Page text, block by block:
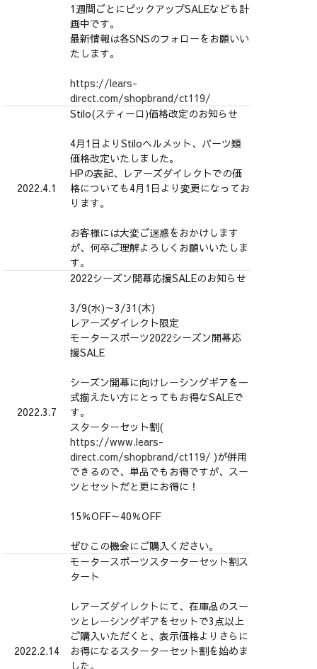
1週間ごとにピックアップSALEなども計
画中です。
最新情報は各SNSのフォローをお願いい
たします。
https://lears-
direct.com/shopbrand/ct119/
2022.4.1
Stilo(スティーロ)価格改定のお知らせ
4月1日よりStiloヘルメット、パーツ類
価格改定いたしました。
HPの表記、レアーズダイレクトでの価
格についても4月1日より変更になってお
ります。
お客様には大変ご迷惑をおかけします
が、何卒ご理解よろしくお願いいたしま
す。
2022.3.7
2022シーズン開幕応援SALEのお知らせ
3/9(水)～3/31(木)
レアーズダイレクト限定
モータースポーツ2022シーズン開幕応
援SALE
シーズン開幕に向けレーシングギアを一
式揃えたい方にとってもお得なSALEで
す。
スターターセット割(
https://www.lears-
direct.com/shopbrand/ct119/ )が併用
できるので、単品でもお得ですが、スー
ツとセットだと更にお得に！
15％OFF～40％OFF
ぜひこの機会にご購入ください。
2022.2.14
モータースポーツスターターセット割ス
タート
レアーズダイレクト にて、在庫品のスー
ツとレーシングギアをセットで3点以上
ご購入いただくと、表示価格よりさらに
お得になるスターターセット割を始めま
した。